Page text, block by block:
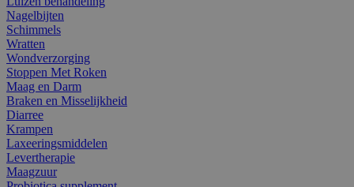
Nagelbijten
Schimmels
Wratten
Wondverzorging
Stoppen Met Roken
Maag en Darm
Braken en Misselijkheid
Diarree
Krampen
Laxeeringsmiddelen
Levertherapie
Maagzuur